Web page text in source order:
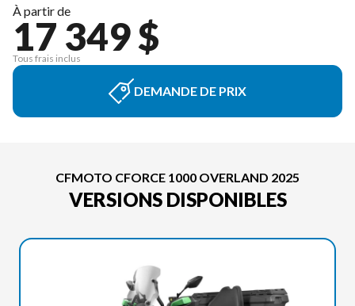
À partir de
17 349 $
Tous frais inclus
DEMANDE DE PRIX
CFMOTO CFORCE 1000 OVERLAND 2025
VERSIONS DISPONIBLES